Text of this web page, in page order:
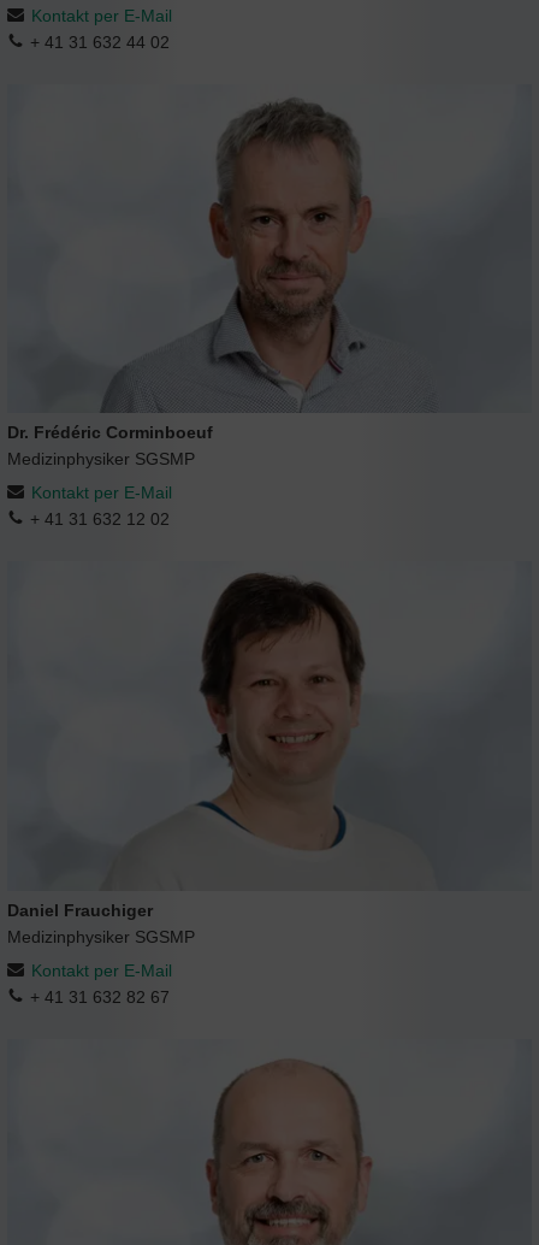
Kontakt per E-Mail
+ 41 31 632 44 02
Dr. Frédéric Corminboeuf
Medizinphysiker SGSMP
Kontakt per E-Mail
+ 41 31 632 12 02
Daniel Frauchiger
Medizinphysiker SGSMP
Kontakt per E-Mail
+ 41 31 632 82 67